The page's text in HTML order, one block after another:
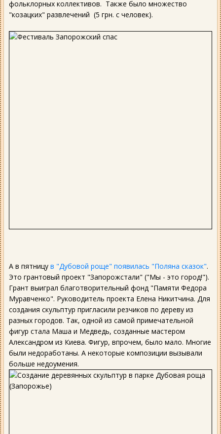
фольклорных коллективов. Также было множество
"козацких" развлечений (5 грн. с человек).
А в пятницу в "Дубовой роще" появилась "Поляна сказок".
Это грантовый проект "Запорожстали" ("Мы - это город!").
Грант выиграл благотворительный фонд "Памяти Федора
Муравченко". Руководитель проекта Елена Никитчина. Для
создания скульптур пригласили резчиков по дереву из
разных городов. Так, одной из самой примечательной
фигур стала Маша и Медведь, созданные мастером
Александром из Киева. Фигур, впрочем, было мало. Многие
были недоработаны. А некоторые композиции вызывали
больше недоумения.